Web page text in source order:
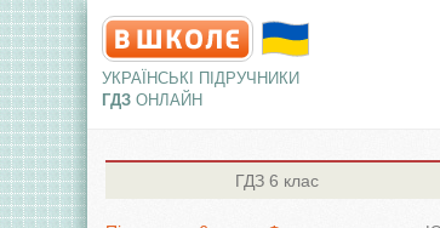
УКРАЇНСЬКІ ПІДРУЧНИКИ
ГДЗ ОНЛАЙН
ГДЗ 6 клас